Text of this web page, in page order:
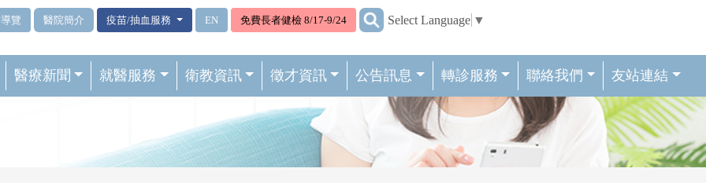
覽 醫院簡介 疫苗/抽血服務 EN 免費長者健檢 8/17-9/24 ::: Select Language ▼
醫療新聞 就醫服務 衛教資訊 徵才資訊 公告訊息 轉診服務 聯絡我們 友站連結